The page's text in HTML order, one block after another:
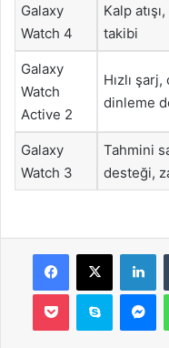
Galaxy
Watch 4
Kalp
takibi
Galaxy
Watch
Active 2
Hızlı
dinleme
Galaxy
Watch 3
Tahmini
desteği,
Facebook
X
Pocket Skype